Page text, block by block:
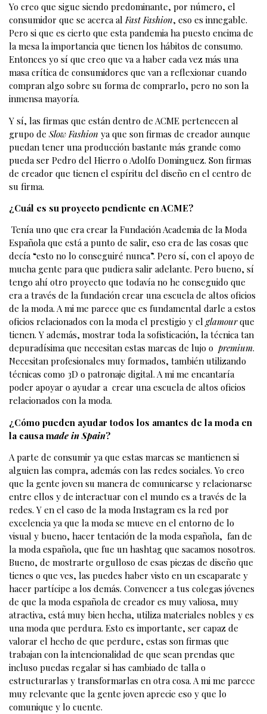
Yo creo que sigue siendo predominante, por número, el
consumidor que se acerca alFast Fashion, eso es innegable.
Pero si que es cierto que esta pandemia ha puesto encima de
la mesa la importancia que tienen los hábitos de consumo.
Entonces yo sí que creo que va a haber cada vez más una
masa crítica de consumidores que van a reflexionar cuando
compran algo sobre su forma de comprarlo, pero no son la
inmensa mayoría.
Y sí, las firmas que están dentro de ACME pertenecen al
grupo de Slow Fashion ya que son firmas de creador aunque
puedan tener una producción bastante más grande como
pueda ser Pedro del Hierro o Adolfo Dominguez. Son firmas
de creador que tienen el espíritu del diseño en el centro de
su firma.
¿Cuál es su proyecto pendiente en ACME?
Tenía uno que era crear la Fundación Academia de la Moda
Española que está a punto de salir, eso era de las cosas que
decía “esto no lo conseguiré nunca”. Pero sí, con el apoyo de
mucha gente para que pudiera salir adelante. Pero bueno, sí
tengo ahí otro proyecto que todavía no he conseguido que
era a través de la fundación crear una escuela de altos oficios
de la moda. A mi me parece que es fundamental darle a estos
oficios relacionados con la moda el prestigio y el glamourque
tienen. Y además, mostrar toda la sofisticación, la técnica tan
depuradísima que necesitan estas marcas de lujo o premium.
Necesitan profesionales muy formados, también utilizando
técnicas como 3D o patronaje digital. A mi me encantaría
poder apoyar o ayudar a crear una escuela de altos oficios
relacionados con la moda.
¿Cómo pueden ayudar todos los amantes de la moda en
la causa made in Spain?
A parte de consumir ya que estas marcas se mantienen si
alguien las compra, además con las redes sociales. Yo creo
que la gente joven su manera de comunicarse y relacionarse
entre ellos y de interactuar con el mundo es a través de la
redes. Y en el caso de la moda Instagram es la red por
excelencia ya que la moda se mueve en el entorno de lo
visual y bueno, hacer tentación de la moda española, fan de
la moda española, que fue un hashtag que sacamos nosotros.
Bueno, de mostrarte orgulloso de esas piezas de diseño que
tienes o que ves, las puedes haber visto en un escaparate y
hacer partícipe a los demás. Convencer a tus colegas jóvenes
de que la moda española de creador es muy valiosa, muy
atractiva, está muy bien hecha, utiliza materiales nobles y es
una moda que perdura. Esto es importante, ser capaz de
valorar el hecho de que perdure, estas son firmas que
trabajan con la intencionalidad de que sean prendas que
incluso puedas regalar si has cambiado de talla o
estructurarlas y transformarlas en otra cosa. A mi me parece
muy relevante que la gente joven aprecie eso y que lo
comunique y lo cuente.